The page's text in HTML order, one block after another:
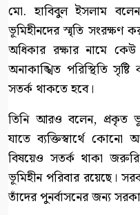
মো. হাবিবুল ইসলাম
ভূমিহীনদের স্মৃতি সংরক্ষণ
অধিকার রক্ষার নামে
অনাকাঙ্খিত পরিস্থিতি
সতর্ক থাকতে হবে।
তিনি আরও বলেন, প্রকৃত
যাতে ব্যক্তিস্বার্থে
বিষয়েও সতর্ক থাকা
ভূমিহীন পরিবার রয়েছে।
তাঁদের পুনর্বাসনের জন্য